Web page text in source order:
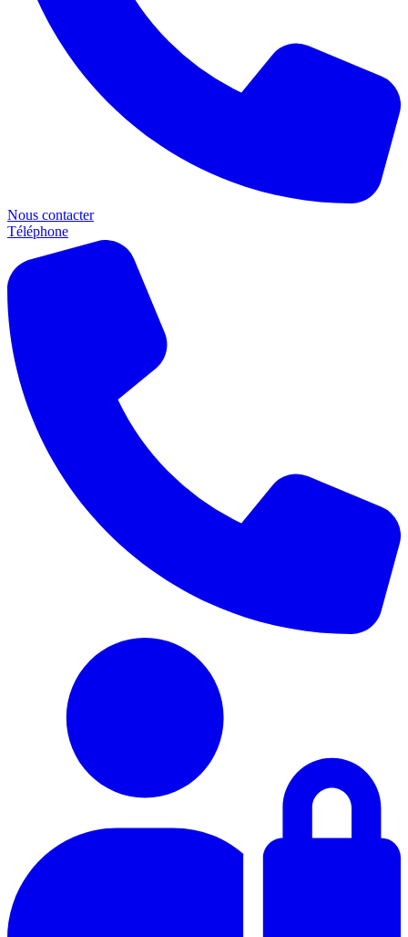
Nous contacter
Téléphone